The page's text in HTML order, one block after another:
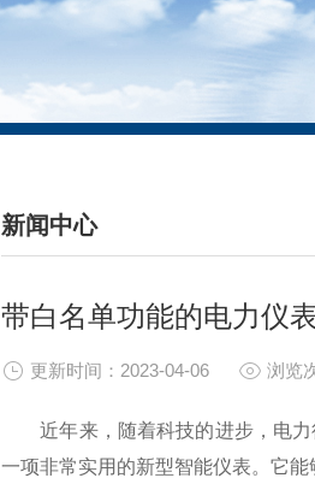
新闻中心
/ NEWS CENTER
带白名单功能的电力仪
更新时间：2023-04-06 浏览
近年来，随着科技的进步，电力
一项非常实用的新型智能仪表。它